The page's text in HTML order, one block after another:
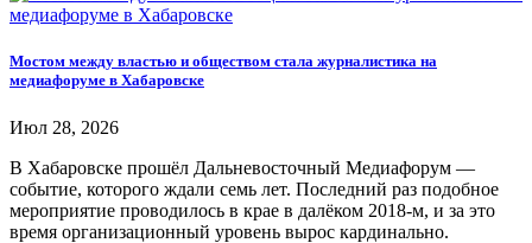
Мостом между властью и обществом стала журналистика на
медиафоруме в Хабаровске
Июл 28, 2026
В Хабаровске прошёл Дальневосточный Медиафорум —
событие, которого ждали семь лет. Последний раз подобное
мероприятие проводилось в крае в далёком 2018-м, и за это
время организационный уровень вырос кардинально.